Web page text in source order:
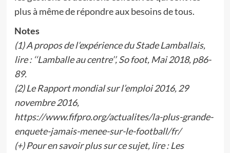
plus à même de répondre aux besoins de tous.
Notes
(1) A propos de l’expérience du Stade Lamballais,
lire : ‘‘Lamballe au centre’’, So foot, Mai 2018, p86-
89.
(2) Le Rapport mondial sur l’emploi 2016, 29
novembre 2016,
https://www.fifpro.org/actualites/la-plus-grande-
enquete-jamais-menee-sur-le-football/fr/
(+) Pour en savoir plus sur ce sujet, lire : Les